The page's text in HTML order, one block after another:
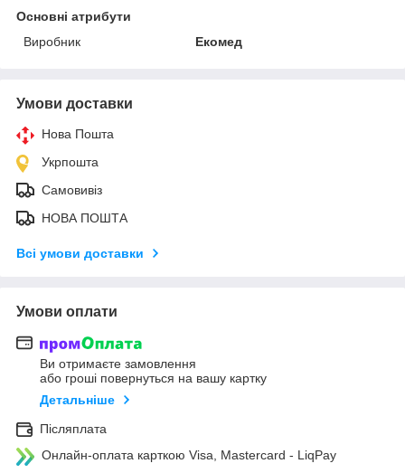
Основні атрибути
Виробник
Екомед
Умови доставки
Нова Пошта
Укрпошта
Самовивіз
НОВА ПОШТА
Всі умови доставки
Умови оплати
Ви отримаєте замовлення
або гроші повернуться на вашу картку
Детальніше
Післяплата
Онлайн-оплата карткою Visa, Mastercard - LiqPay